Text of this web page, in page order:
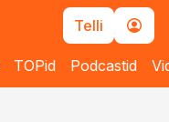
Telli
TOPid Podcastid